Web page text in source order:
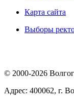
Карта сайта
Выборы
© 2000-2026
Адрес: 400062, г.